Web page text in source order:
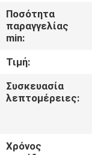
ΠΟΙΟΤΙΚΌΣ
ΈΛΕΓΧΟΣ
ΜΑΣ
ΕΛΆΤΕ
Ποσότητα
παραγγελίας
min:
Τιμή:
Συσκευασία
λεπτομέρειες:
Χρόνος